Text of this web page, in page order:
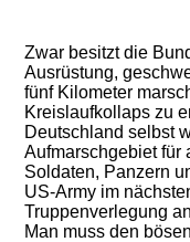
Zwar besitzt die
Ausrüstung,
fünf Kilometer
Kreislaufkollaps zu
Deutschland selbst
Aufmarschgebietfür
Soldaten, Panzern
US-Army im
Truppenverlegung
Man muss den